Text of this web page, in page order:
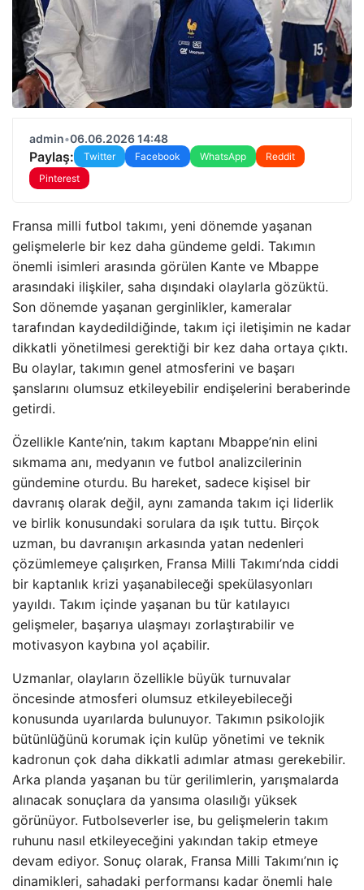
admin•06.06.2026 14:48
Paylaş: Twitter Facebook WhatsApp
Reddit
Pinterest
Fransa milli futbol takımı, yeni dönemde yaşanan
gelişmelerle bir kez daha gündeme geldi. Takımın
önemli isimleri arasında görülen Kante ve Mbappe
arasındaki ilişkiler, saha dışındaki olaylarla gözüktü.
Son dönemde yaşanan gerginlikler, kameralar
tarafından kaydedildiğinde, takım içi iletişimin ne kadar
dikkatli yönetilmesi gerektiği bir kez daha ortaya çıktı.
Bu olaylar, takımın genel atmosferini ve başarı
şanslarını olumsuz etkileyebilir endişelerini beraberinde
getirdi.
Özellikle Kante’nin, takım kaptanı Mbappe’nin elini
sıkmama anı, medyanın ve futbol analizcilerinin
gündemine oturdu. Bu hareket, sadece kişisel bir
davranış olarak değil, aynı zamanda takım içi liderlik
ve birlik konusundaki sorulara da ışık tuttu. Birçok
uzman, bu davranışın arkasında yatan nedenleri
çözümlemeye çalışırken, Fransa Milli Takımı’nda ciddi
bir kaptanlık krizi yaşanabileceği spekülasyonları
yayıldı. Takım içinde yaşanan bu tür katılayıcı
gelişmeler, başarıya ulaşmayı zorlaştırabilir ve
motivasyon kaybına yol açabilir.
Uzmanlar, olayların özellikle büyük turnuvalar
öncesinde atmosferi olumsuz etkileyebileceği
konusunda uyarılarda bulunuyor. Takımın psikolojik
bütünlüğünü korumak için kulüp yönetimi ve teknik
kadronun çok daha dikkatli adımlar atması gerekebilir.
Arka planda yaşanan bu tür gerilimlerin, yarışmalarda
alınacak sonuçlara da yansıma olasılığı yüksek
görünüyor. Futbolseverler ise, bu gelişmelerin takım
ruhunu nasıl etkileyeceğini yakından takip etmeye
devam ediyor. Sonuç olarak, Fransa Milli Takımı’nın iç
dinamikleri, sahadaki performansı kadar önemli hale